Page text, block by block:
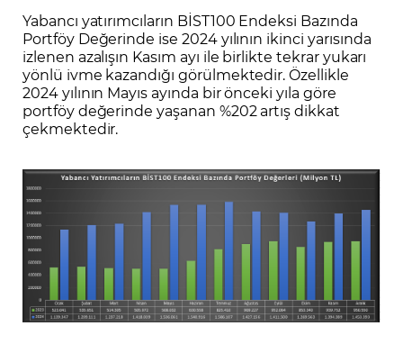
Yabancı yatırımcıların BİST100 Endeksi Bazında
Portföy Değerinde ise 2024 yılının ikinci yarısında
izlenen azalışın Kasım ayı ile birlikte tekrar yukarı
yönlü ivme kazandığı görülmektedir. Özellikle
2024 yılının Mayıs ayında bir önceki yıla göre
portföy değerinde yaşanan %202 artış dikkat
çekmektedir.